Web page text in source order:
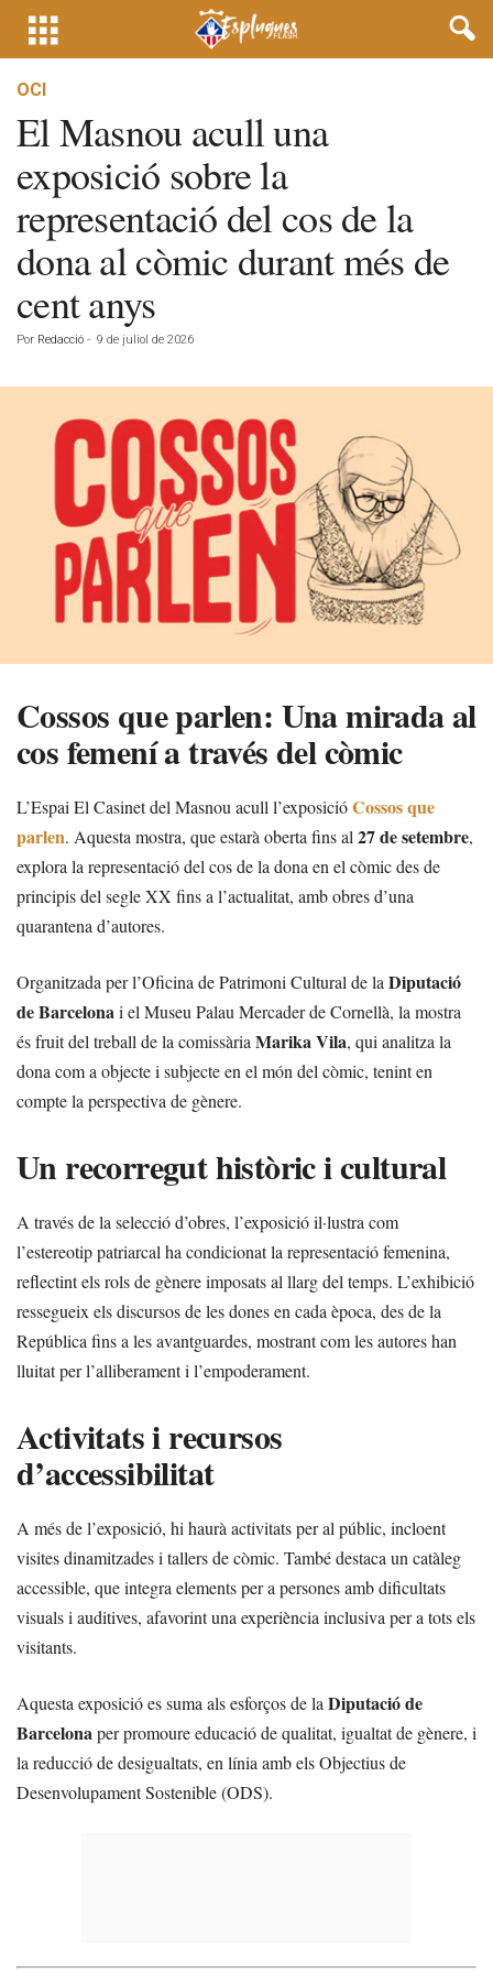
OCI
El Masnou acull una
exposició sobre la
representació del cos de la
dona al còmic durant més de
cent anys
Por Redacció - 9 de juliol de 2026
Cossos que parlen: Una mirada al
cos femení a través del còmic
L’Espai El Casinet del Masnou acull l’exposicióCossos que
parlen. Aquesta mostra, que estarà oberta fins al 27 de setembre,
explora la representació del cos de la dona en el còmic des de
principis del segle XX fins a l’actualitat, amb obres d’una
quarantena d’autores.
Organitzada per l’Oficina de Patrimoni Cultural de la Diputació
de Barcelonai el Museu Palau Mercader de Cornellà, la mostra
és fruit del treball de la comissària Marika Vila, qui analitza la
dona com a objecte i subjecte en el món del còmic, tenint en
compte la perspectiva de gènere.
Un recorregut històric i cultural
A través de la selecció d’obres, l’exposició il·lustra com
l’estereotip patriarcal ha condicionat la representació femenina,
reflectint els rols de gènere imposats al llarg del temps. L’exhibició
ressegueix els discursos de les dones en cada època, des de la
República fins a les avantguardes, mostrant com les autores han
lluitat per l’alliberament i l’empoderament.
Activitats i recursos
d’accessibilitat
A més de l’exposició, hi haurà activitats per al públic, incloent
visites dinamitzades i tallers de còmic. També destaca un catàleg
accessible, que integra elements per a persones amb dificultats
visuals i auditives, afavorint una experiència inclusiva per a tots els
visitants.
Aquesta exposició es suma als esforços de la Diputació de
Barcelonaper promoure educació de qualitat, igualtat de gènere, i
la reducció de desigualtats, en línia amb els Objectius de
Desenvolupament Sostenible (ODS).